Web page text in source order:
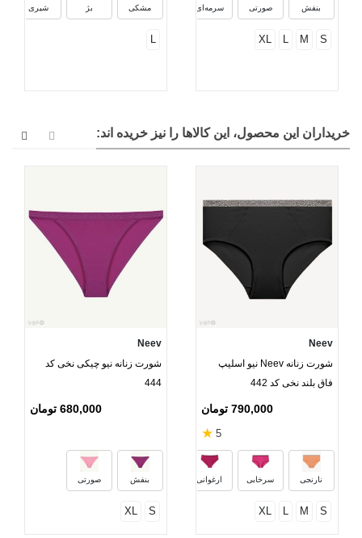
بنفش صورتی سرمه‌ای
S
M
L
XL
مشکی بژ شیری
L
خریداران این محصول، این کالاها را نیز خریده اند:
Neev
شورت زنانه Neev نیو اسلیپ
فاق بلند نخی کد 442
790,000 تومان
5
★
نارنجی سرخابی ارغوانی
کالباسی مشکی
S
M
L
XL
Neev
شورت زنانه نیو چیکی نخی کد
444
680,000 تومان
بنفش صورتی
S
XL